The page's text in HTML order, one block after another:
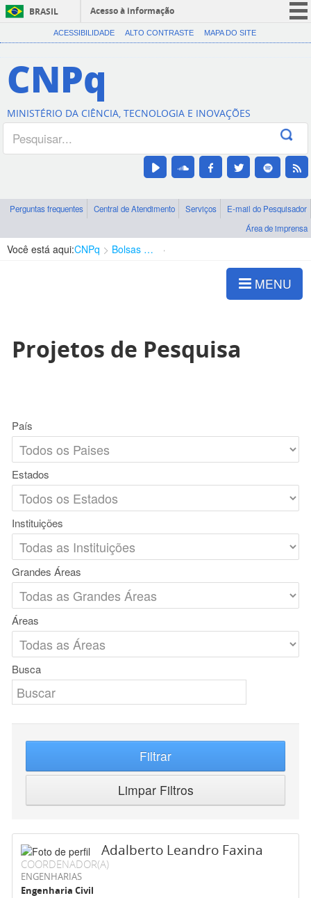
BRASIL
Acesso à informação
CORONAVÍRUS (COVID-19)
Canais
ACESSIBILIDADE ALTO CONTRASTE MAPA DO SITE
CNPq
MINISTÉRIO DA CIÊNCIA, TECNOLOGIA E INOVAÇÕES
Perguntas frequentes Central de Atendimento Serviços
E-mail do Pesquisador
Área de imprensa
Você está aqui:CNPq Bolsas e Auxílios Vigentes
MENU
Projetos de Pesquisa
País
Estados
Instituições
Grandes Áreas
Áreas
Busca
Filtrar
Limpar Filtros
Adalberto Leandro Faxina
COORDENADOR(A)
ENGENHARIAS
Engenharia Civil